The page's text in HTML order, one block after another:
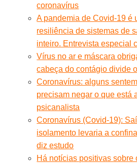
coronavírus
A pandemia de Covid-19 é
resiliência de sistemas de
inteiro. Entrevista especial
Vírus no ar e máscara
cabeça do contágio divide
Coronavírus: alguns
precisam negar o que está
psicanalista
Coronavírus (Covid-19):
isolamento levaria a
diz estudo
Há notícias positivas sobre